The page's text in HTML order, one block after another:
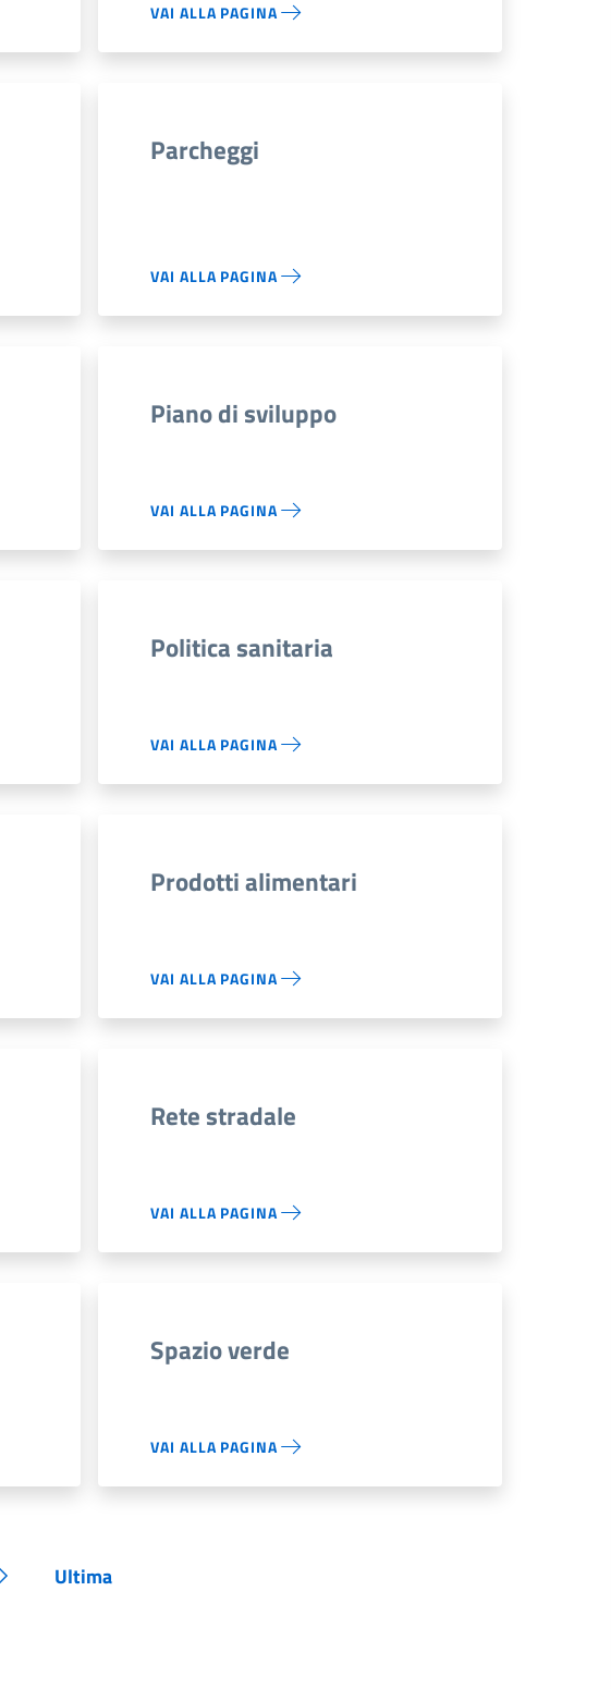
VAI ALLA PAGINA
Parcheggi
VAI ALLA PAGINA
Piano di sviluppo
VAI ALLA PAGINA
Politica sanitaria
VAI ALLA PAGINA
Prodotti alimentari
VAI ALLA PAGINA
Rete stradale
VAI ALLA PAGINA
Spazio verde
VAI ALLA PAGINA
Pagina successiva
Pagina
Ultima